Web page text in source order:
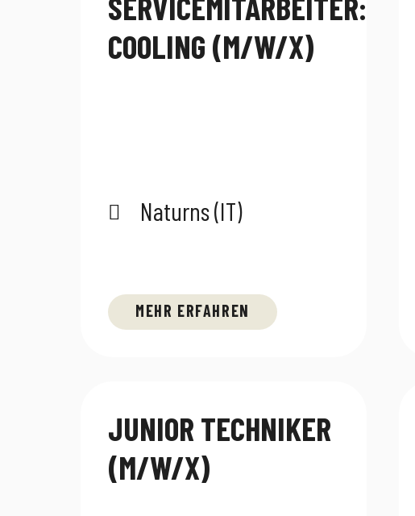
COOLING (M/W/X)
Naturns (IT)
MEHR ERFAHREN
JUNIOR TECHNIKER
(M/W/X)